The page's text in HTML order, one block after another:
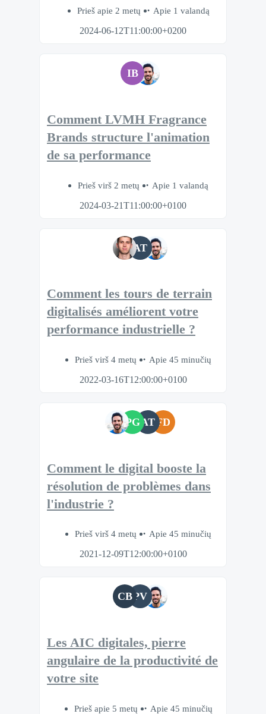
Prieš apie 2 metų
Apie 1 valandą
2024-06-12T11:00:00+0200
IB
Comment LVMH Fragrance
Brands structure l'animation
de sa performance
Prieš virš 2 metų
Apie 1 valandą
2024-03-21T11:00:00+0100
AT
Comment les tours de terrain
digitalisés améliorent votre
performance industrielle ?
Prieš virš 4 metų
Apie 45 minučių
2022-03-16T12:00:00+0100
PG AT FD
Comment le digital booste la
résolution de problèmes dans
l'industrie ?
Prieš virš 4 metų
Apie 45 minučių
2021-12-09T12:00:00+0100
CB PV
Les AIC digitales, pierre
angulaire de la productivité de
votre site
Prieš apie 5 metų Apie 45 minučių